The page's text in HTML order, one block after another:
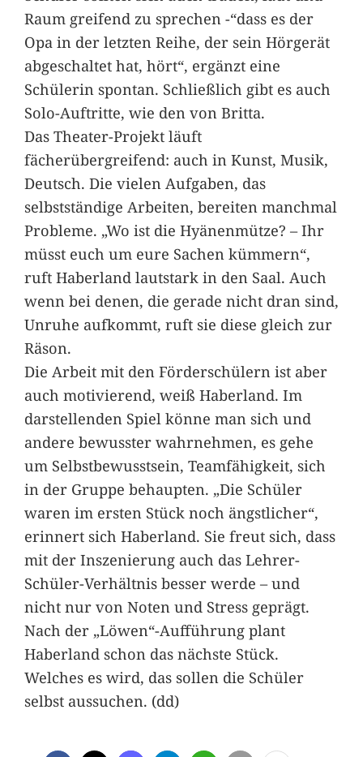
Raum greifend zu sprechen -“dass es der
Opa in der letzten Reihe, der sein Hörgerät
abgeschaltet hat, hört“, ergänzt eine
Schülerin spontan. Schließlich gibt es auch
Solo-Auftritte, wie den von Britta.
Das Theater-Projekt läuft
fächerübergreifend: auch in Kunst, Musik,
Deutsch. Die vielen Aufgaben, das
selbstständige Arbeiten, bereiten manchmal
Probleme. „Wo ist die Hyänenmütze? – Ihr
müsst euch um eure Sachen kümmern“,
ruft Haberland lautstark in den Saal. Auch
wenn bei denen, die gerade nicht dran sind,
Unruhe aufkommt, ruft sie diese gleich zur
Räson.
Die Arbeit mit den Förderschülern ist aber
auch motivierend, weiß Haberland. Im
darstellenden Spiel könne man sich und
andere bewusster wahrnehmen, es gehe
um Selbstbewusstsein, Teamfähigkeit, sich
in der Gruppe behaupten. „Die Schüler
waren im ersten Stück noch ängstlicher“,
erinnert sich Haberland. Sie freut sich, dass
mit der Inszenierung auch das Lehrer-
Schüler-Verhältnis besser werde – und
nicht nur von Noten und Stress geprägt.
Nach der „Löwen“-Aufführung plant
Haberland schon das nächste Stück.
Welches es wird, das sollen die Schüler
selbst aussuchen. (dd)